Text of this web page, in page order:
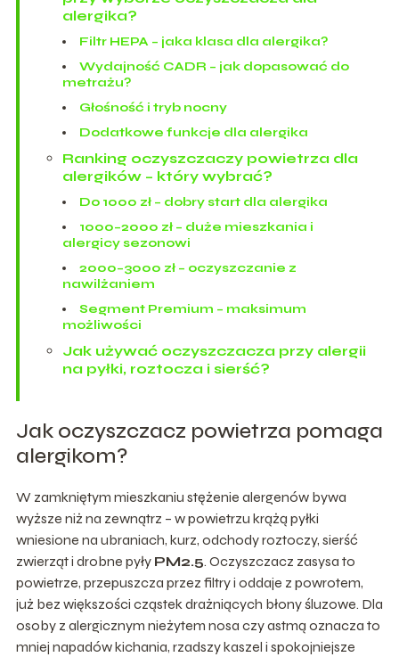
alergika?
Filtr HEPA – jaka klasa dla alergika?
Wydajność CADR – jak dopasować do
metrażu?
Głośność i tryb nocny
Dodatkowe funkcje dla alergika
Ranking oczyszczaczy powietrza dla
alergików – który wybrać?
Do 1000 zł – dobry start dla alergika
1000–2000 zł – duże mieszkania i
alergicy sezonowi
2000–3000 zł – oczyszczanie z
nawilżaniem
Segment Premium – maksimum
możliwości
Jak używać oczyszczacza przy alergii
na pyłki, roztocza i sierść?
Jak oczyszczacz powietrza pomaga
alergikom?
W zamkniętym mieszkaniu stężenie alergenów bywa
wyższe niż na zewnątrz – w powietrzu krążą pyłki
wniesione na ubraniach, kurz, odchody roztoczy, sierść
zwierząt i drobne pyły PM2.5. Oczyszczacz zasysa to
powietrze, przepuszcza przez filtry i oddaje z powrotem,
już bez większości cząstek drażniących błony śluzowe. Dla
osoby z alergicznym nieżytem nosa czy astmą oznacza to
mniej napadów kichania, rzadszy kaszel i spokojniejsze